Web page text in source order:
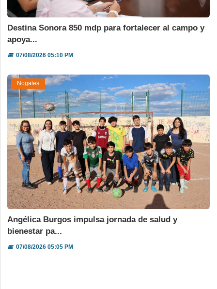
Destina Sonora 850 mdp para fortalecer al campo y
apoya...
📅07/08/2026 05:10 PM
Nogales
Angélica Burgos impulsa jornada de salud y
bienestar pa...
📅07/08/2026 05:05 PM